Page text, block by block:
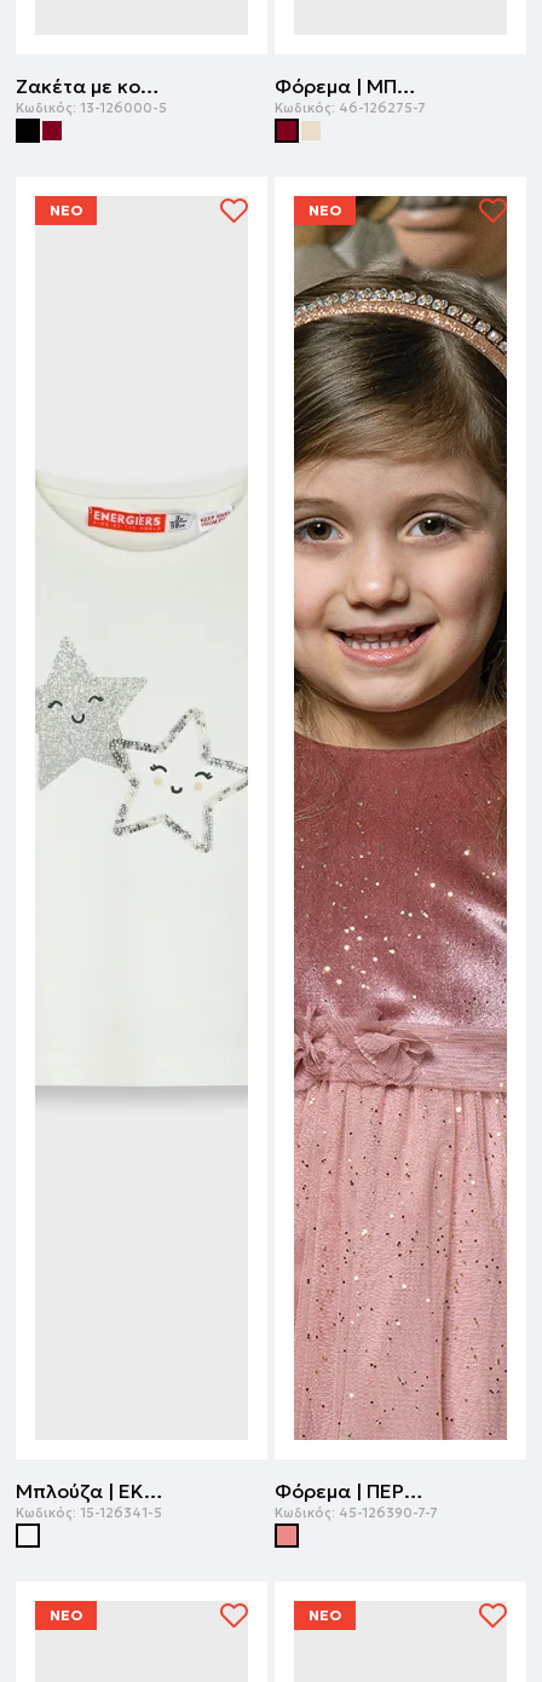
Ζακέτα με κουκούλα | ΜΑΥΡΟ
Κωδικός: 13-126000-5
Φόρεμα | ΜΠΟΡΝΤΩ
Κωδικός: 46-126275-7
ΝΕΟ
Μπλούζα | ΕΚΡΟΥ
Κωδικός: 15-126341-5
ΝΕΟ
Φόρεμα | ΠΕΡΛΕ
Κωδικός: 45-126390-7-7
ΝΕΟ ΝΕΟ